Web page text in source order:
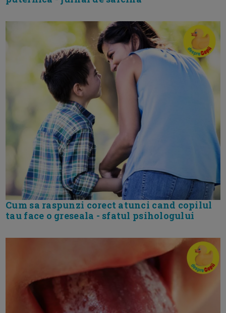
Cum sa raspunzi corect atunci cand copilul
tau face o greseala - sfatul psihologului